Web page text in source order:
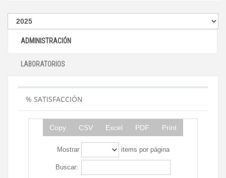
ADMINISTRACIÓN
LABORATORIOS
% SATISFACCIÓN
Copy CSV Excel PDF Print
Mostrar items por página
Buscar: